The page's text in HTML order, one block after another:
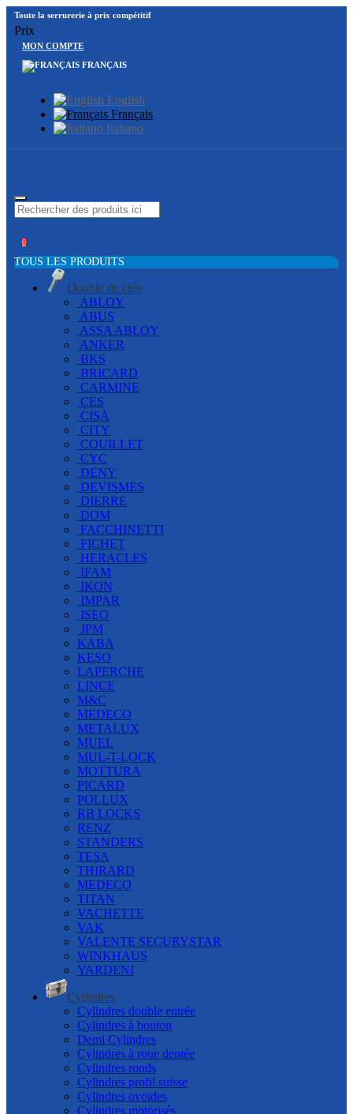
Toute la serrurerie à prix compétitif
Prix
MON COMPTE
FRANÇAIS
English
Français
Italiano
0
TOUS LES PRODUITS
Double de clés
ABLOY
ABUS
ASSA ABLOY
ANKER
BKS
BRICARD
CARMINE
CES
CISA
CITY
COUILLET
CYC
DENY
DEVISMES
DIERRE
DOM
FACCHINETTI
FICHET
HERACLES
IFAM
IKON
IMPAR
ISEO
JPM
KABA
KESO
LAPERCHE
LINCE
M&C
MEDECO
METALUX
MUEL
MUL-T-LOCK
MOTTURA
PICARD
POLLUX
RB LOCKS
RENZ
STANDERS
TESA
THIRARD
MEDECO
TITAN
VACHETTE
VAK
VALENTE SECURYSTAR
WINKHAUS
YARDENI
Cylindres
Cylindres double entrée
Cylindres à bouton
Demi Cylindres
Cylindres à roue dentée
Cylindres ronds
Cylindres profil suisse
Cylindres ovoïdes
Cylindres motorisés